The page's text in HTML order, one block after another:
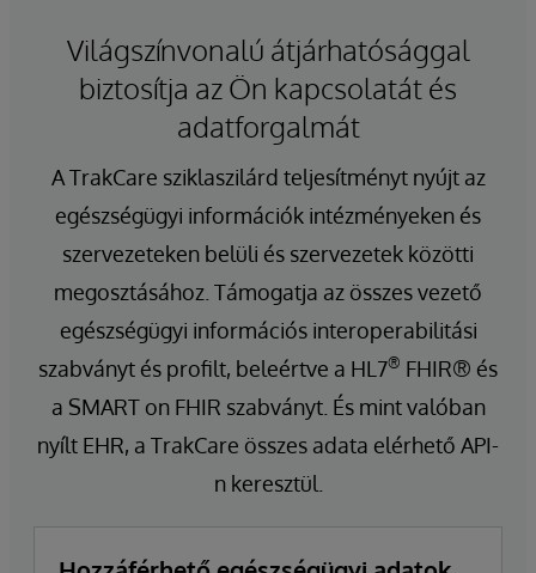
Világszínvonalú átjárhatósággal
biztosítja az Ön kapcsolatát és
adatforgalmát
A TrakCare sziklaszilárd teljesítményt nyújt az
egészségügyi információk intézményeken és
szervezeteken belüli és szervezetek közötti
megosztásához. Támogatja az összes vezető
egészségügyi információs interoperabilitási
szabványt és profilt, beleértve a HL7® FHIR® és
a SMART on FHIR szabványt. És mint valóban
nyílt EHR, a TrakCare összes adata elérhető API-
n keresztül.